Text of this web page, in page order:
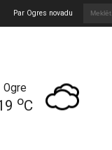
Par Ogres novadu
Ogre
oC